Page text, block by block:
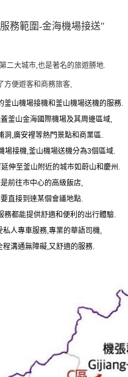
務範圍-金海機場接送"
二大城市,也是著名的旅遊勝地.
方便遊客和商務旅客,
釜山機場接機和釜山機場送機的服務.
釜山金海國際機場及其周邊區域,
洞,廣安裡等熱門景點和商業區.
場接機,釜山機場送機分為3個區域.
伸至釜山附近的城市如蔚山和慶州.
前往市中心的高級飯店,
直接到達某個會議地點.
務都能提供舒適和便利的出行體驗.
私人專車服務,專業的華語司機,
程溝通無障礙,又舒適的服務.